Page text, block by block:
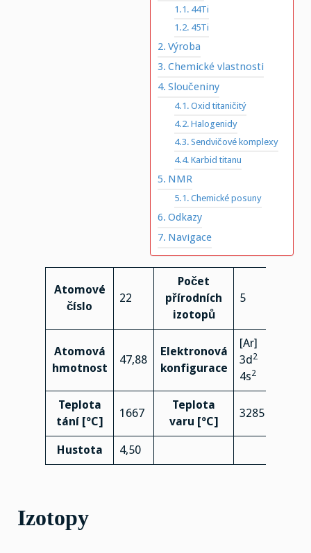
44Ti
45Ti
Výroba
Chemické vlastnosti
Sloučeniny
Oxid titaničitý
Halogenidy
Sendvičové komplexy
Karbid titanu
NMR
Chemické posuny
Odkazy
Navigace
Atomové
číslo
22
Počet
přírodních
izotopů
5
Atomová
hmotnost
47,88
Elektronová
konfigurace
[Ar]
3d 2
4s2
Teplota
tání [°C]
1667
Teplota
varu [°C]
3285
Hustota 4,50
Izotopy